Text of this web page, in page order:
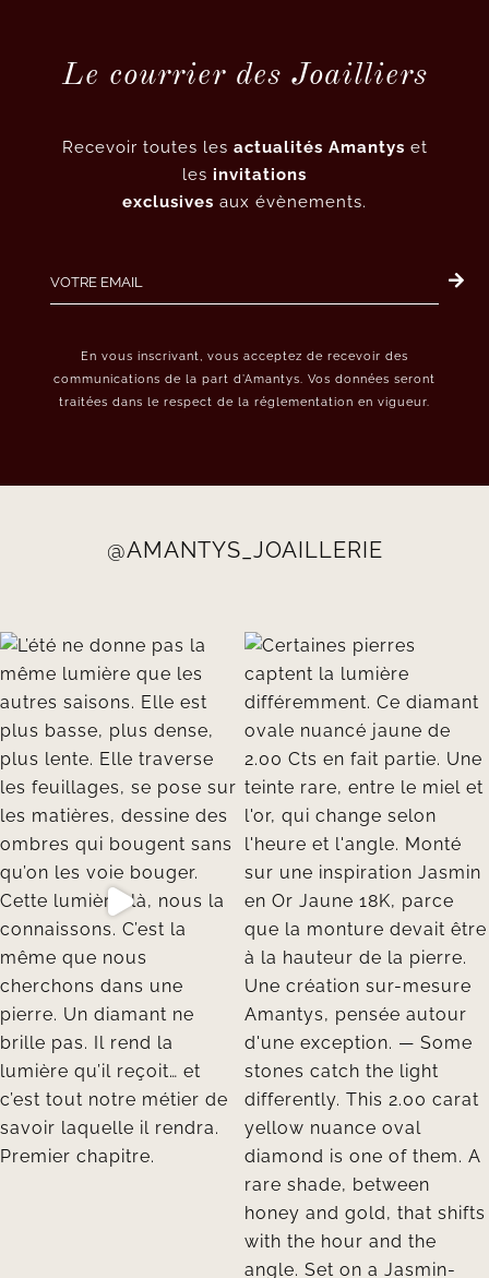
Le courrier des Joailliers
Recevoir toutes les actualités Amantys et
les invitations
exclusives aux évènements.
En vous inscrivant, vous acceptez de recevoir des
communications de la part d’Amantys. Vos données seront
traitées dans le respect de la réglementation en vigueur.
@AMANTYS_JOAILLERIE